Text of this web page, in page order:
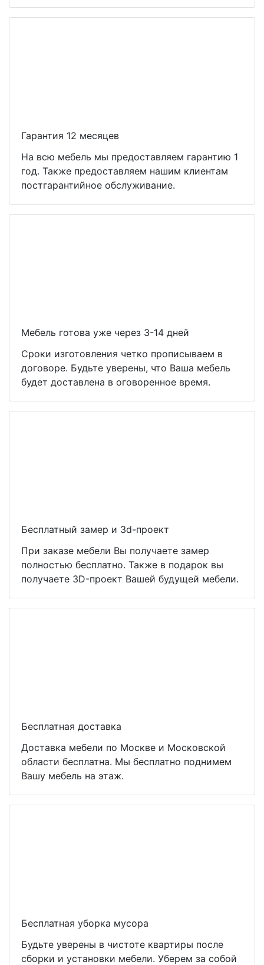
Гарантия 12 месяцев
На всю мебель мы предоставляем гарантию 1
год. Также предоставляем нашим клиентам
постгарантийное обслуживание.
Мебель готова уже через 3-14 дней
Сроки изготовления четко прописываем в
договоре. Будьте уверены, что Ваша мебель
будет доставлена в оговоренное время.
Бесплатный замер и 3d-проект
При заказе мебели Вы получаете замер
полностью бесплатно. Также в подарок вы
получаете 3D-проект Вашей будущей мебели.
Бесплатная доставка
Доставка мебели по Москве и Московской
области бесплатна. Мы бесплатно поднимем
Вашу мебель на этаж.
Бесплатная уборка мусора
Будьте уверены в чистоте квартиры после
сборки и установки мебели. Уберем за собой